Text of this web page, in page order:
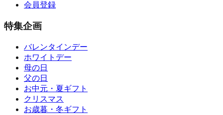
会員登録
特集企画
バレンタインデー
ホワイトデー
母の日
父の日
お中元・夏ギフト
クリスマス
お歳暮・冬ギフト